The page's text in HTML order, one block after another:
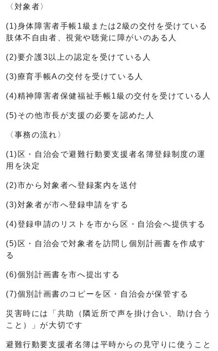
〈対象者〉
(1)身体障害者手帳1級または2級の交付を受けている
肢体不自由者、視覚や聴覚に障がいのある人
(2)要介護3以上の認定を受けている人
(3)療育手帳Aの交付を受けている人
(4)精神障害者保健福祉手帳1級の交付を受けている人
(5)その他市長が支援の必要を認めた人
〈事務の流れ〉
(1)区・自治会で避難行動要支援者名簿登録制度の運
用を決定
(2)市から対象者へ登録案内を送付
(3)対象者が市へ登録申請をする
(4)登録申請のリストを市から区・自治会へ提供する
(5)区・自治会で対象者を訪問し個別計画書を作成す
る
(6)個別計画書を市へ提出する
(7)個別計画書のコピーを区・自治会が保管する
災害時には「共助（隣近所で声を掛け合い、助け合う
こと）」が大切です
避難行動要支援者名簿は平時からの見守りに使うこと